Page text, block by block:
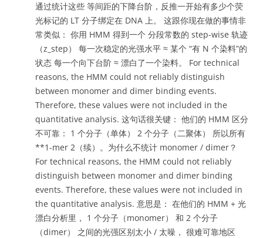
通过统计这些 等间距的下降台阶，反推一开始有多少个荧
光标记的 LT 分子绑定在 DNA 上。 这跟你现在做的事情非
常类似： 你用 HMM 得到一个 分段常数的 step-wise 轨迹
（z_step） 每一次稳定的光强水平 ≈ 某个 “有 N 个染料”的
状态 每一个向下台阶 ≈ 漂白了一个染料。 For technical
reasons, the HMM could not reliably distinguish
between monomer and dimer binding events.
Therefore, these values were not included in the
quantitative analysis. 这句话很关键： 他们的 HMM 区分
不可靠： 1 个分子（单体） 2 个分子（二聚体） 所以所有
**1-mer 2（续）。为什么不统计 monomer / dimer？
For technical reasons, the HMM could not reliably
distinguish between monomer and dimer binding
events. Therefore, these values were not included in
the quantitative analysis. 意思是： 在他们的 HMM + 光
漂白分析里， 1 个分子（monomer） 和 2 个分子
（dimer） 之间的光强区别太小 / 太噪， 很难可靠地区